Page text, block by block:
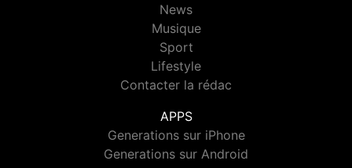
News
Musique
Sport
Lifestyle
Contacter la rédac
APPS
Generations sur iPhone
Generations sur Android